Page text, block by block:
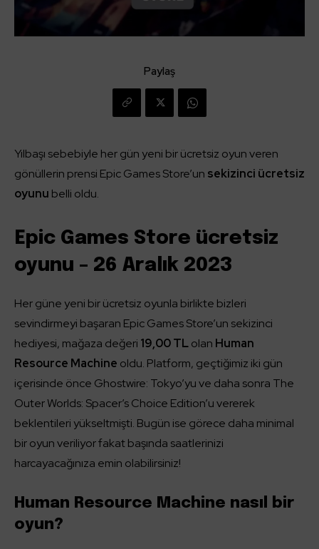
Paylaş
Yılbaşı sebebiyle her gün yeni bir ücretsiz oyun veren
gönüllerin prensi Epic Games Store’un sekizinci ücretsiz
oyunu belli oldu.
Epic Games Store ücretsiz
oyunu – 26 Aralık 2023
Her güne yeni bir ücretsiz oyunla birlikte bizleri
sevindirmeyi başaran Epic Games Store’un sekizinci
hediyesi, mağaza değeri 19,00 TLolan Human
Resource Machine oldu. Platform, geçtiğimiz iki gün
içerisinde önce Ghostwire: Tokyo’yu ve daha sonra The
Outer Worlds: Spacer’s Choice Edition’u vererek
beklentileri yükseltmişti. Bugün ise görece daha minimal
bir oyun veriliyor fakat başında saatlerinizi
harcayacağınıza emin olabilirsiniz!
Human Resource Machine nasıl bir
oyun?